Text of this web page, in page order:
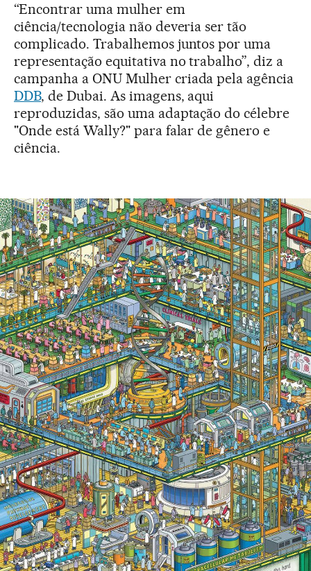
“Encontrar uma mulher em
ciência/tecnologia não deveria ser tão
complicado. Trabalhemos juntos por uma
representação equitativa no trabalho”, diz a
campanha a ONU Mulher criada pela agência
DDB, de Dubai. As imagens, aqui
reproduzidas, são uma adaptação do célebre
"Onde está Wally?" para falar de gênero e
ciência.